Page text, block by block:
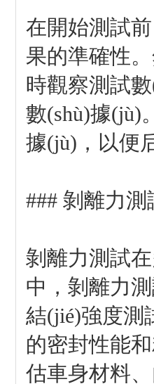
在開始測試前
果的準確性。
時觀察測試
數(shù)據(jù)
據(jù)，以便后
### 剝離力
剝離力測試
中，剝離力
結(jié)強度測
的密封性能
估車身材料